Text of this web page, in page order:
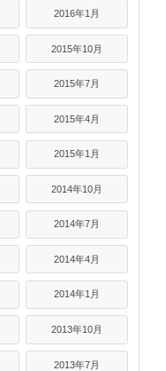
2016年1月
2015年10月
2015年7月
2015年4月
2015年1月
2014年10月
2014年7月
2014年4月
2014年1月
2013年10月
2013年7月